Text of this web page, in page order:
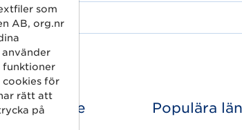
Populära
som
AB, org.nr
använder
funktioner
cookies för
rätt att
på